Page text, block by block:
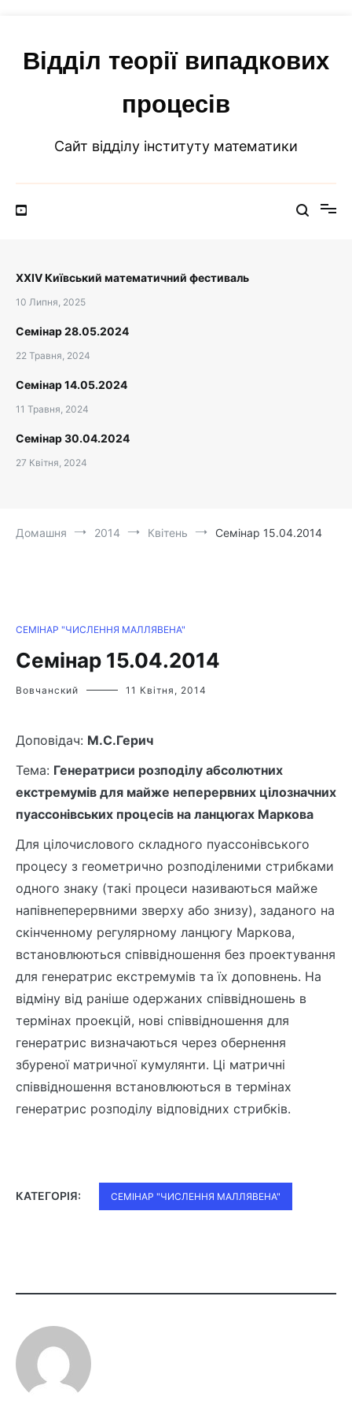
вмістуВідділ теорії випадкових
процесів
Сайт відділу інституту математики
XXIV Київський математичний фестиваль
10 Липня, 2025
Семінар 28.05.2024
22 Травня, 2024
Семінар 14.05.2024
11 Травня, 2024
Семінар 30.04.2024
27 Квітня, 2024
Домашня 2014 Квітень Семінар 15.04.2014
СЕМІНАР "ЧИСЛЕННЯ МАЛЛЯВЕНА"
Семінар 15.04.2014
Вовчанский 11 Квітня, 2014
Доповідач: М.С.Герич
Тема: Генератриси розподілу абсолютних
екстремумів для майже неперервних цілозначних
пуассонівських процесів на ланцюгах Маркова
Для цiлочислового складного пуассонiвського
процесу з геометрично розподiленими стрибками
одного знаку (такi процеси називаються майже
напiвнеперервними зверху або знизу), заданого на
скiнченному регулярному ланцюгу Маркова,
встановлюються спiввiдношення без проектування
для генератрис екстремумiв та їх доповнень. На
вiдмiну вiд ранiше одержаних спiввiдношень в
термiнах проекцiй, новi спiввiдношення для
генератрис визначаються через обернення
збуреної матричної кумулянти. Цi матричнi
спiввiдношення встановлюються в термiнах
генератрис розподiлу вiдповiдних стрибкiв.
КАТЕГОРІЯ: СЕМІНАР "ЧИСЛЕННЯ МАЛЛЯВЕНА"